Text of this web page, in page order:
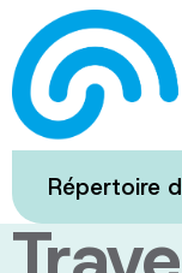
Passer
au
contenu
principal
Répertoire